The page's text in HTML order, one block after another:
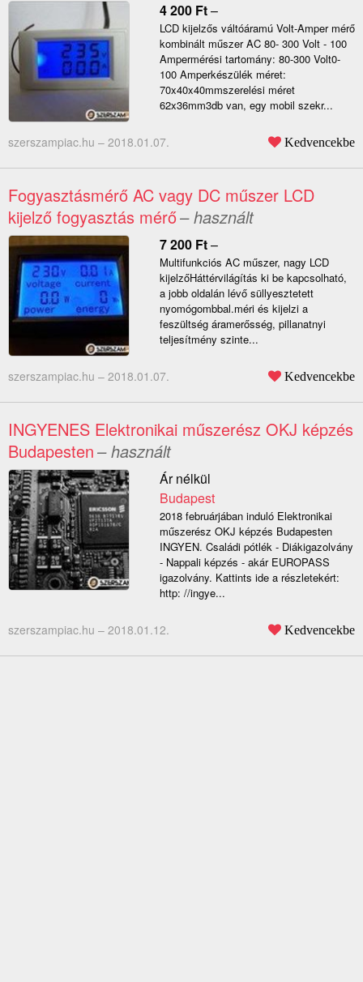
4 200 Ft–
LCD kijelzős váltóáramú Volt-Amper mérő
kombinált műszer AC 80- 300 Volt - 100
Ampermérési tartomány: 80-300 Volt0-
100 Amperkészülék méret:
70x40x40mmszerelési méret
62x36mm3db van, egy mobil szekr...
szerszampiac.hu – 2018.01.07. Kedvencekbe
Fogyasztásmérő AC vagy DC műszer LCD
kijelző fogyasztás mérő– használt
7 200 Ft–
Multifunkciós AC műszer, nagy LCD
kijelzőHáttérvilágítás ki be kapcsolható,
a jobb oldalán lévő süllyesztetett
nyomógombbal.méri és kijelzi a
feszültség áramerősség, pillanatnyi
teljesítmény szinte...
szerszampiac.hu – 2018.01.07. Kedvencekbe
INGYENES Elektronikai műszerész OKJ képzés
Budapesten– használt
Ár nélkül
Budapest
2018 februárjában induló Elektronikai
műszerész OKJ képzés Budapesten
INGYEN. Családi pótlék - Diákigazolvány
- Nappali képzés - akár EUROPASS
igazolvány. Kattints ide a részletekért:
http: //ingye...
szerszampiac.hu – 2018.01.12. Kedvencekbe